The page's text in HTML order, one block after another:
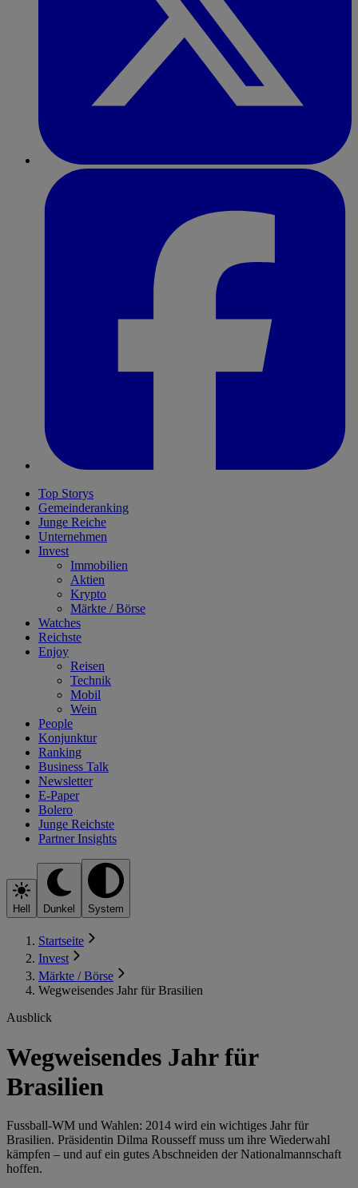
Top Storys
Gemeinderanking
Junge Reiche
Unternehmen
Invest
Immobilien
Aktien
Krypto
Märkte / Börse
Watches
Reichste
Enjoy
Reisen
Technik
Mobil
Wein
People
Konjunktur
Ranking
Business Talk
Newsletter
E-Paper
Bolero
Junge Reichste
Partner Insights
Hell Dunkel System
Startseite
Invest
Märkte / Börse
Wegweisendes Jahr für Brasilien
Ausblick
Wegweisendes Jahr für
Brasilien
Fussball-WM und Wahlen: 2014 wird ein wichtiges Jahr für
Brasilien. Präsidentin Dilma Rousseff muss um ihre Wiederwahl
kämpfen – und auf ein gutes Abschneiden der Nationalmannschaft
hoffen.